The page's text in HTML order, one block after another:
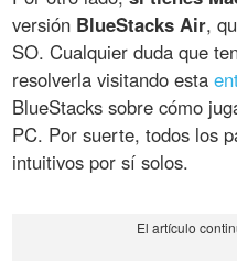
versión BlueStacks Air,
SO. Cualquier duda que
resolverla visitando esta
BlueStacks sobre cómo
PC. Por suerte, todos los
intuitivos por sí solos.